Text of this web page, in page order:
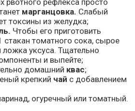
марганцовка. Слабый
токсины из желудка;
Чтобы его приготовить
стакан томатного сока, сырое
ложка уксуса. Тщательно
и выпейте;
домашний квас;
крепкий чай с добавлением
огуречный или томатный.